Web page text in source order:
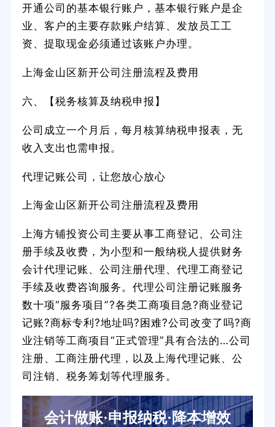
开通公司的基本银行账户，基本银行账户是企
业、客户的主要存款账户结算、发放员工工
资、提取现金必须通过该账户办理。
上海金山区新开公司注册流程及费用
六、【税务核算及纳税申报】
公司成立一个月后，每月核算纳税申报表，无
收入支出也需申报。
代理记账公司，让您放心放心
上海金山区新开公司注册流程及费用
上海方铺投资公司主要从事工商登记、公司注
册手续及收费，为小型和一般纳税人提供财务
会计代理记账、公司注册代理、代理工商登记
手续及收费咨询服务。代理公司注册记账服务
数十项“服务项目”?各类工商项目急?商业登记
记账?商标专利?地址吗?困难?公司改变了吗?商
业注销等工商项目“正式管理”具有合法的…公司
注册、工商注册代理，以及上海代理记账、公
司注销、税务筹划等代理服务。
会计做账·申报纳税·降本增效